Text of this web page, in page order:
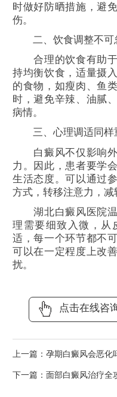
时做好防晒措施，避
伤。
二、饮食调整不可
合理的饮食有助于
持均衡饮食，适量摄
的食物，如瘦肉、鱼
时，避免辛辣、油腻
病情。
三、心理调适同样
白癜风不仅影响外
力。因此，患者要学
生活态度。可以通过
方式，转移注意力，减
湖北白癜风医院温
理需要细致入微，从
适，每一个环节都不
可以在一定程度上改
扰。
点击在线咨
上一篇： 孕期白癜风会恶化
下一篇： 面部白癜风治疗全